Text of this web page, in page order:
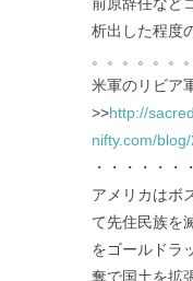
析出した程度
。。。。。。
米軍のリビア
>>http://
nifty.com/
・・・・・・
アメリカはボ
て先住民族を
をゴールドラ
奪で国土を拡